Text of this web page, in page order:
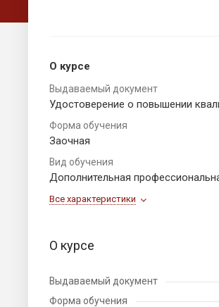
О курсе
Выдаваемый документ
Удостоверение о повышении
Форма обучения
Заочная
Вид обучения
Дополнительная
Все характеристики
О курсе
Выдаваемый документ
Форма обучения